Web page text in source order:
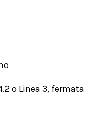
o Linea 3,